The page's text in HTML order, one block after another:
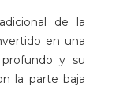
de la
en una
y su
la parte baja